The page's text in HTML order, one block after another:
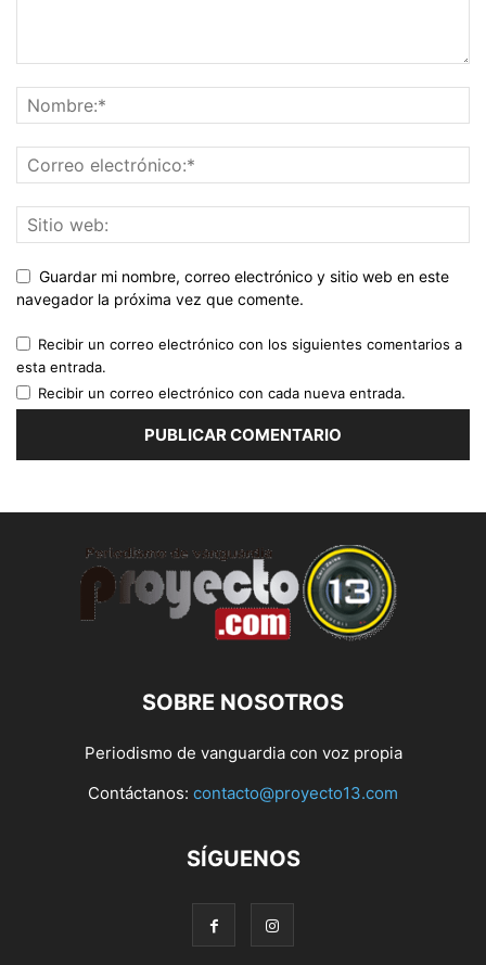
Guardar mi nombre, correo electrónico y sitio web en este
navegador la próxima vez que comente.
Recibir un correo electrónico con los siguientes comentarios a
esta entrada.
Recibir un correo electrónico con cada nueva entrada.
SOBRE NOSOTROS
Periodismo de vanguardia con voz propia
Contáctanos: contacto@proyecto13.com
SÍGUENOS